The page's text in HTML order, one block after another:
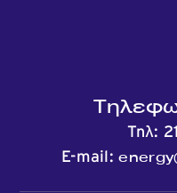
Τηλ:
E-mail: